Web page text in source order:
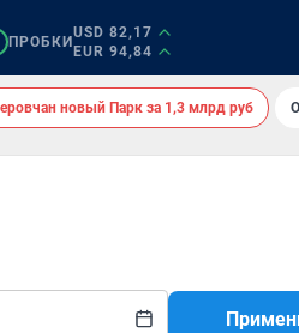
ПРОБКИ
USD 82,17
EUR 94,84
новый Парк за 1,3 млрд руб